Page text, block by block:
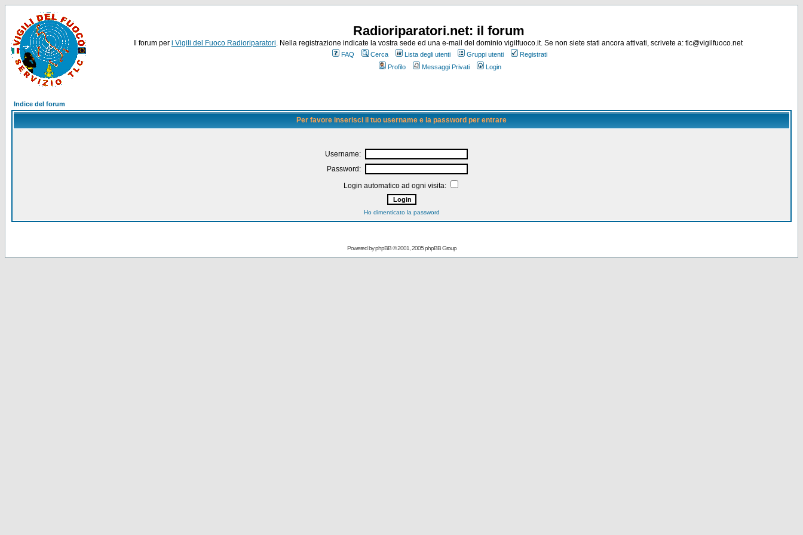
Radioriparatori.net: il forum
Il forum per i Vigili del Fuoco Radioriparatori. Nella registrazione indicate la vostra sede ed una e-mail del dominio vigilfuoco.it. Se non siete stati ancora attivati, scrivete a: tlc@vigilfuoco.net
FAQ Cerca Lista degli utenti Gruppi utenti
Registrati
Profilo
Messaggi Privati Login
Indice del forum
Per favore inserisci il tuo username e la password per entrare
Username:
Password:
Login automatico ad ogni visita:
Ho dimenticato la password
Powered byphpBB© 2001, 2005 phpBB Group